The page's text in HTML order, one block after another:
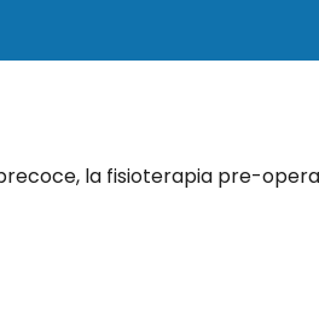
la fisioterapia pre-